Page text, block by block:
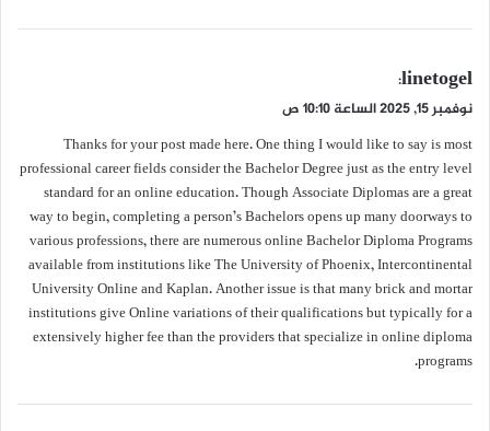
ي
ق
ل
linetogel
:
نوفمبر 15, 2025 الساعة 10:10 ص
Thanks for your post made here. One thing I would like to say is most
professional career fields consider the Bachelor Degree just as the entry level
standard for an online education. Though Associate Diplomas are a great
way to begin, completing a person’s Bachelors opens up many doorways to
various professions, there are numerous online Bachelor Diploma Programs
available from institutions like The University of Phoenix, Intercontinental
University Online and Kaplan. Another issue is that many brick and mortar
institutions give Online variations of their qualifications but typically for a
extensively higher fee than the providers that specialize in online diploma
programs.